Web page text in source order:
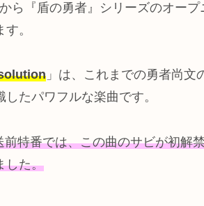
ら『盾の勇者』シリーズのオー
。
」は、これまでの勇者尚
たパワフルな楽曲です。
前特番では、この曲のサビが初解
した。